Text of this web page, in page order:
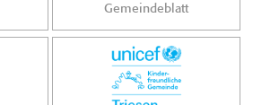
Gemeindeblatt